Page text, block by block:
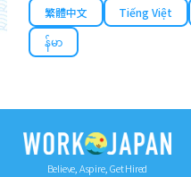
繁體中文
Tiếng Việt
န်မာ
Believe, Aspire, Get Hired